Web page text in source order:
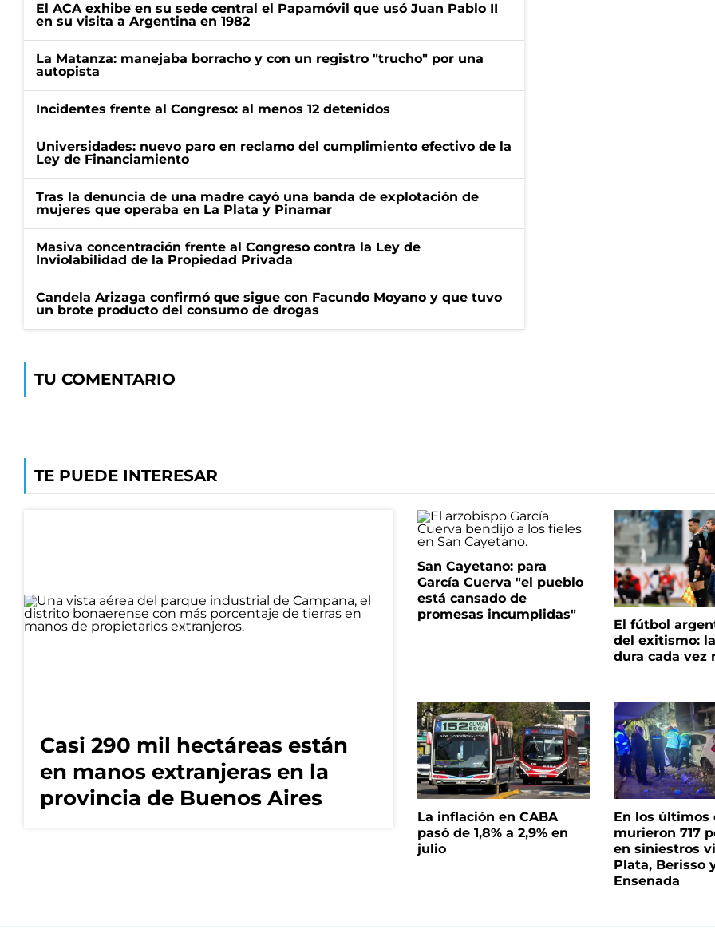
El ACA exhibe en su sede central el Papamóvil que usó Juan Pablo II
en su visita a Argentina en 1982
La Matanza: manejaba borracho y con un registro "trucho" por una
autopista
Incidentes frente al Congreso: al menos 12 detenidos
Universidades: nuevo paro en reclamo del cumplimiento efectivo de la
Ley de Financiamiento
Tras la denuncia de una madre cayó una banda de explotación de
mujeres que operaba en La Plata y Pinamar
Masiva concentración frente al Congreso contra la Ley de
Inviolabilidad de la Propiedad Privada
Candela Arizaga confirmó que sigue con Facundo Moyano y que tuvo
un brote producto del consumo de drogas
TU COMENTARIO
TE PUEDE INTERESAR
Casi 290 mil hectáreas están
en manos extranjeras en la
provincia de Buenos Aires
San Cayetano: para
García Cuerva "el pueblo
está cansado de
promesas incumplidas"
El fútbol
del exitismo:
dura cada vez
La inflación en CABA
pasó de 1,8% a 2,9% en
julio
En los últimos
murieron 717
en siniestros
Plata, Berisso
Ensenada